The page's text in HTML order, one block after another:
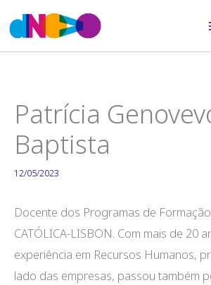
to
content
Patrícia
Baptista
12/05/2023
Docente dos Programas de
CATÓLICA-LISBON. Com mais de 20
experiência em Recursos Humanos,
lado das empresas, passou também